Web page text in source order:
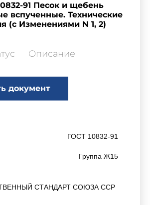
91 Песок и щебень
вспученные. Технические
(с Изменениями N 1, 2)
Описание
документ
ГОСТ 10832-91
Группа Ж15
СТАНДАРТ СОЮЗА ССР